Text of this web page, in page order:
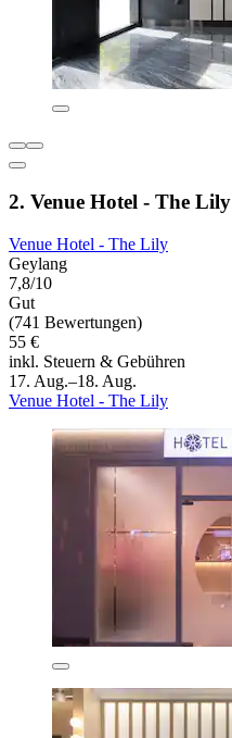
2. Venue Hotel - The Lily
Venue Hotel - The Lily
Geylang
7,8/10
Gut
(741 Bewertungen)
55 €
inkl. Steuern & Gebühren
17. Aug.–18. Aug.
Venue Hotel - The Lily